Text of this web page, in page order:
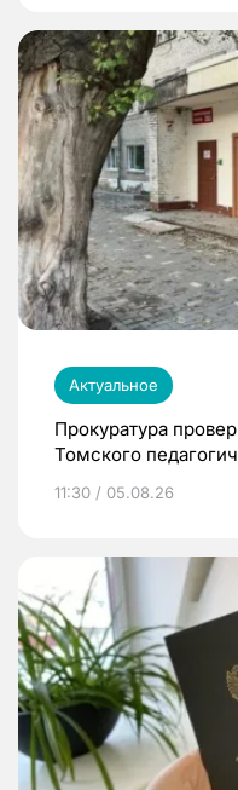
Актуальное
Прокуратура
Томского
11:30 / 05.08.26